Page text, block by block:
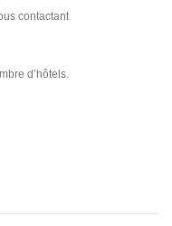
contactant
d’hôtels.